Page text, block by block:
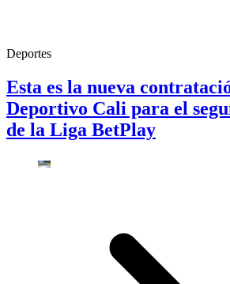
Deportes
Esta es la nueva
Deportivo Cali para el
de la Liga BetPlay